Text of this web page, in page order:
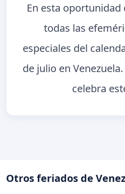
En esta
todas las
especiales del
de julio en
celebra
Otros feriados de